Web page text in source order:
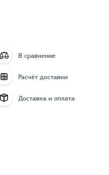
В сравнение
Расчёт доставки
Доставка и оплата